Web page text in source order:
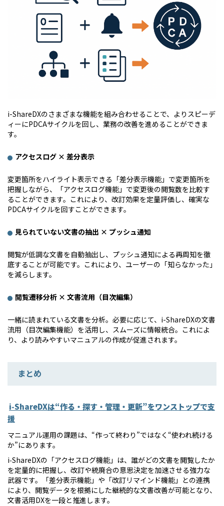
i-ShareDXのさまざまな機能を組み合わせることで、よりスピーデ
ィーにPDCAサイクルを回し、業務の改善を進めることができま
す。
アクセスログ × 差分表示
変更箇所をハイライト表示できる「差分表示機能」で変更箇所を
把握しながら、「アクセスログ機能」で変更後の閲覧数を比較す
ることができます。これにより、改訂効果を定量評価し、確実な
PDCAサイクルを回すことができます。
見られていない文書の抽出 × プッシュ通知
閲覧が低調な文書を自動抽出し、プッシュ通知による再周知を徹
底することが可能です。これにより、ユーザーの「知らなかった」
を減らします。
閲覧遷移分析 × 文書流用（目次編集）
一緒に読まれている文書を分析。必要に応じて、i-ShareDXの文書
流用（目次編集機能）を活用し、スムーズに情報統合。これによ
り、より読みやすいマニュアルの作成が促進されます。
まとめ
i‑ShareDXは“作る・探す・管理・更新”をワンストップで支
援
マニュアル運用の課題は、“作って終わり”ではなく“使われ続ける
か”にあります。
i‑ShareDXの「アクセスログ機能」は、誰がどの文書を閲覧したか
を定量的に把握し、改訂や統廃合の意思決定を加速させる強力な
武器です。「差分表示機能」や「改訂リマインド機能」との連携
により、閲覧データを根拠にした継続的な文書改善が可能となり、
文書活用DXを一段と推進します。